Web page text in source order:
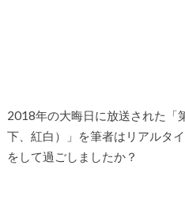
2018年の大晦日に放送された「
下、紅白）」を筆者はリアルタ
をして過ごしましたか？